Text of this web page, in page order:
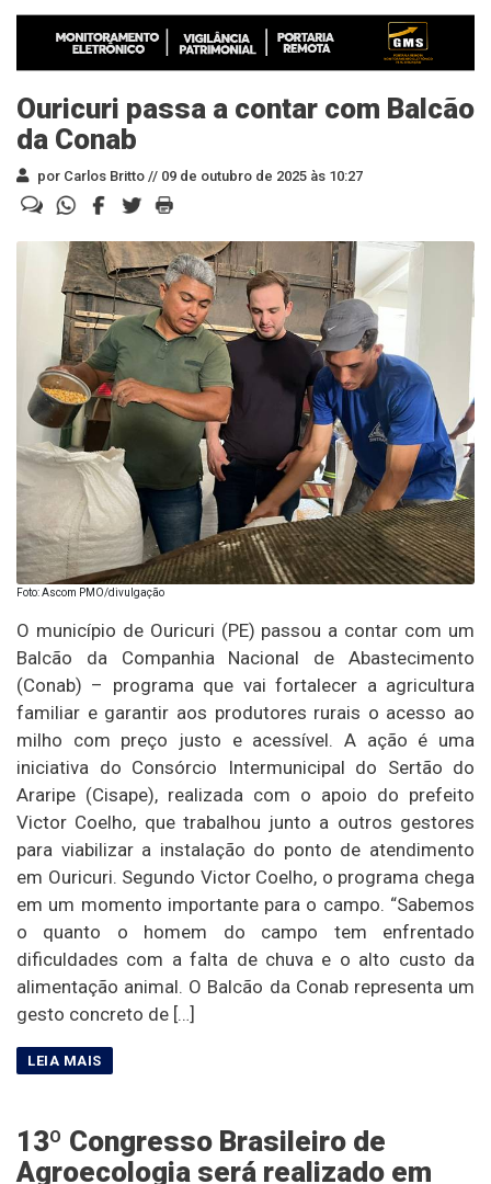
Ouricuri passa a contar com Balcão
da Conab
por Carlos Britto // 09 de outubro de 2025 às 10:27
Foto: Ascom PMO/divulgação
O município de Ouricuri (PE) passou a contar com um
Balcão da Companhia Nacional de Abastecimento
(Conab) – programa que vai fortalecer a agricultura
familiar e garantir aos produtores rurais o acesso ao
milho com preço justo e acessível. A ação é uma
iniciativa do Consórcio Intermunicipal do Sertão do
Araripe (Cisape), realizada com o apoio do prefeito
Victor Coelho, que trabalhou junto a outros gestores
para viabilizar a instalação do ponto de atendimento
em Ouricuri. Segundo Victor Coelho, o programa chega
em um momento importante para o campo. “Sabemos
o quanto o homem do campo tem enfrentado
dificuldades com a falta de chuva e o alto custo da
alimentação animal. O Balcão da Conab representa um
gesto concreto de […]
13º Congresso Brasileiro de
Agroecologia será realizado em